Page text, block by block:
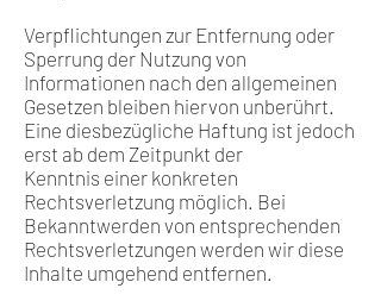
Verpflichtungen zur Entfernung oder
Sperrung der Nutzung von
Informationen nach den allgemeinen
Gesetzen bleiben hiervon unberührt.
Eine diesbezügliche Haftung ist jedoch
erst ab dem Zeitpunkt der
Kenntnis einer konkreten
Rechtsverletzung möglich. Bei
Bekanntwerden von entsprechenden
Rechtsverletzungen werden wir diese
Inhalte umgehend entfernen.